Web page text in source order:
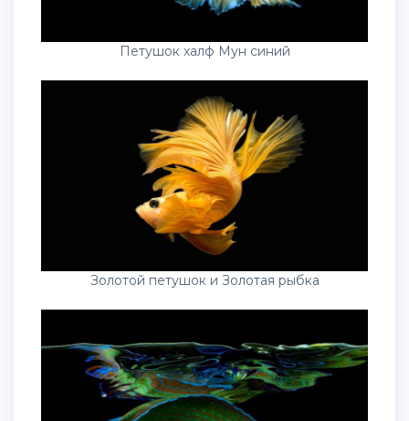
Петушок халф Мун синий
Золотой петушок и Золотая рыбка